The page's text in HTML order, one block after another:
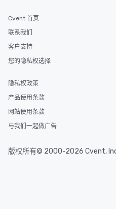
Cvent 首页
联系我们
客户支持
您的隐私权选择
隐私权政策
产品使用条款
网站使用条款
与我们一起做广告
版权所有© 2000-2026 Cvent,